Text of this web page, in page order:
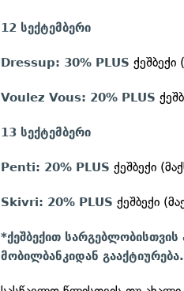
12 სექტემბერი
Dressup: 30% PLUS
Voulez Vous: 20% PLUS
13 სექტემბერი
Penti: 20% PLUS ქეშბექი
Skivri: 20% PLUS ქეშბექი
*ქეშბექით სარგებლობისთვის
მობილბანკიდან გააქტიურება.